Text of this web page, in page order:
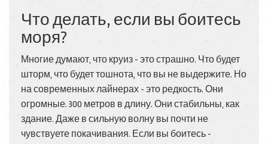
Что делать, если вы боитесь
моря?
Многие думают, что круиз - это страшно. Что будет
шторм, что будет тошнота, что вы не выдержите. Но
на современных лайнерах - это редкость. Они
огромные. 300 метров в длину. Они стабильны, как
здание. Даже в сильную волну вы почти не
чувствуете покачивания. Если вы боитесь -